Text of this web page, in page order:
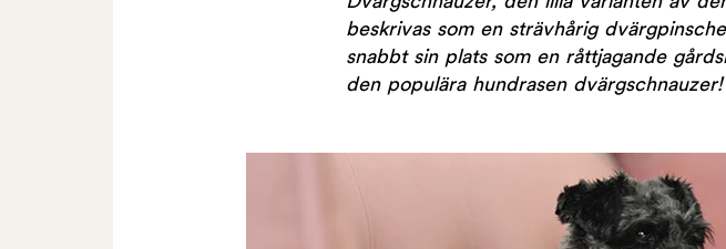
beskrivas som en strävhårig
snabbt sin plats som en råttjagande
den populära hundrasen dvärgschnauzer!